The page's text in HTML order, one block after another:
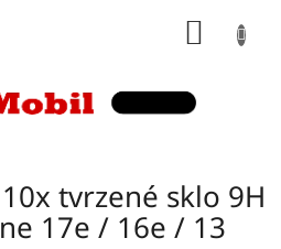
tvrzené sklo 9H
17e / 16e / 13